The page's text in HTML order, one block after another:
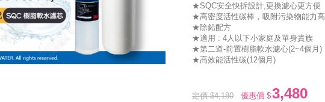
★SQC安全快拆設計,更換濾心更方便
★高密度活性碳棒，吸附污染物能力高
★除鉛配方
★適用 : 4人以下小家庭及單身貴族
★第二道-前置樹脂軟水濾心(2~4個月)
★高效能活性碳(12個月)
定價 $4,180 優惠價 $3,480